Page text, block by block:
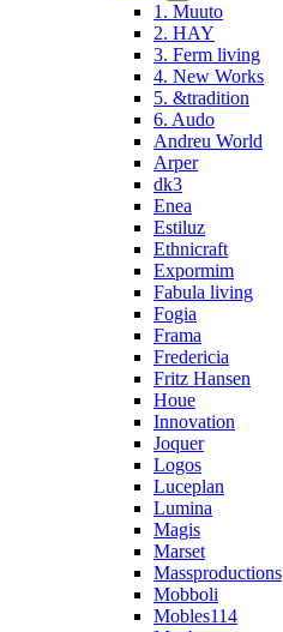
1. Muuto
2. HAY
3. Ferm living
4. New Works
5. &tradition
6. Audo
Andreu World
Arper
dk3
Enea
Estiluz
Ethnicraft
Expormim
Fabula living
Fogia
Frama
Fredericia
Fritz Hansen
Houe
Innovation
Joquer
Logos
Luceplan
Lumina
Magis
Marset
Massproductions
Mobboli
Mobles114